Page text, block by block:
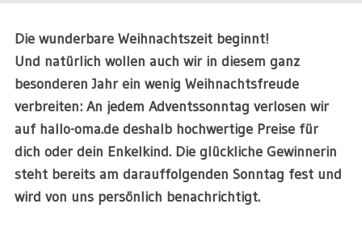
Die wunderbare Weihnachtszeit beginnt!
Und natürlich wollen auch wir in diesem ganz
besonderen Jahr ein wenig Weihnachtsfreude
verbreiten: An jedem Adventssonntag verlosen wir
auf hallo-oma.de deshalb hochwertige Preise für
dich oder dein Enkelkind. Die glückliche Gewinnerin
steht bereits am darauffolgenden Sonntag fest und
wird von uns persönlich benachrichtigt.